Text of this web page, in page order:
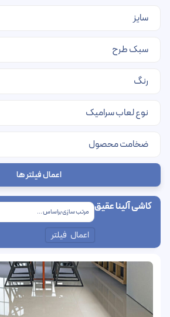
اعمال فیلتر ها
کاشی آلینا عقیق
اعمال فیلتر